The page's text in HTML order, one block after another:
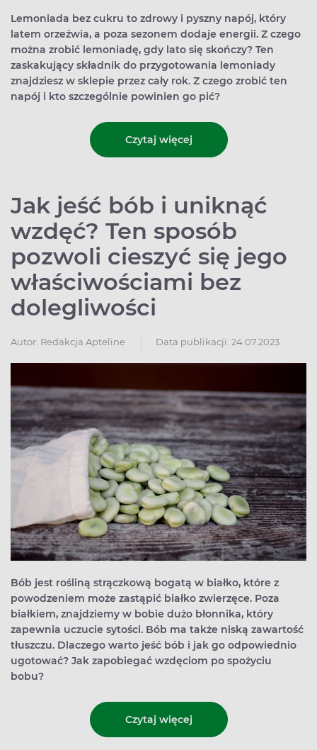
Lemoniada bez cukru to zdrowy i pyszny napój, który
latem orzeźwia, a poza sezonem dodaje energii. Z czego
można zrobić lemoniadę, gdy lato się skończy? Ten
zaskakujący składnik do przygotowania lemoniady
znajdziesz w sklepie przez cały rok. Z czego zrobić ten
napój i kto szczególnie powinien go pić?
Czytaj więcej
Jak jeść bób i uniknąć
wzdęć? Ten sposób
pozwoli cieszyć się jego
właściwościami bez
dolegliwości
Autor: Redakcja Apteline Data publikacji: 24.07.2023
Bób jest rośliną strączkową bogatą w białko, które z
powodzeniem może zastąpić białko zwierzęce. Poza
białkiem, znajdziemy w bobie dużo błonnika, który
zapewnia uczucie sytości. Bób ma także niską zawartość
tłuszczu. Dlaczego warto jeść bób i jak go odpowiednio
ugotować? Jak zapobiegać wzdęciom po spożyciu
bobu?
Czytaj więcej